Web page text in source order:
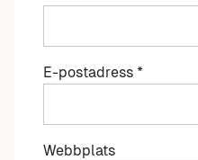
E-postadress *
Webbplats